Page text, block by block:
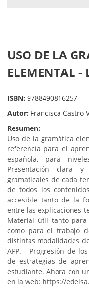
USO DE LA
ELEMENTAL -
ISBN: 9788490816257
Autor: Francisca Castro
Resumen:
Uso de la gramática
referencia para el
española, para
Presentación clara
gramaticales de cada
de todos los
accesible tanto de la
entre las explicaciones
Material útil tanto para
como para el trabajo
distintas modalidades
APP. - Progresión de
de estrategias de
estudiante. Ahora con
en la web: https://